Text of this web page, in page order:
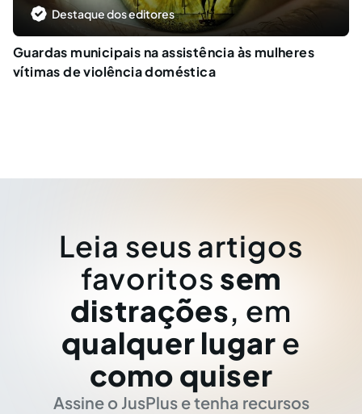
Destaque dos editores
Guardas municipais na assistência às mulheres
vítimas de violência doméstica
Leia seus artigos
favoritos sem
distrações, em
qualquer lugar e
como quiser
Assine o JusPlus e tenha recursos